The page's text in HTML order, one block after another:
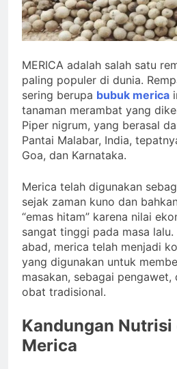
MERICA adalah salah satu
paling populer di dunia.
sering berupa bubuk merica
tanaman merambat yang
Piper nigrum, yang berasal
Pantai Malabar, India,
Goa, dan Karnataka.
Merica telah digunakan
sejak zaman kuno dan
“emas hitam” karena nilai
sangat tinggi pada masa
abad, merica telah menjadi
yang digunakan untuk
masakan, sebagai pengawet,
obat tradisional.
Kandungan Nutrisi
Merica